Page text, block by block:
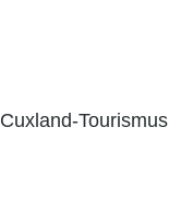
Cuxland-Tourismus